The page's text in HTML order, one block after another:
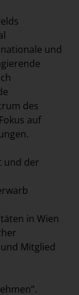
und
des
auf
und der
in Wien
Mitglied